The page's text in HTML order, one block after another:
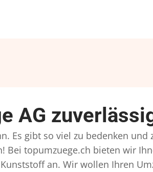
AG
Es gibt so viel zu bedenken und
Bei topumzuege.ch bieten wir
an. Wir wollen Ihren